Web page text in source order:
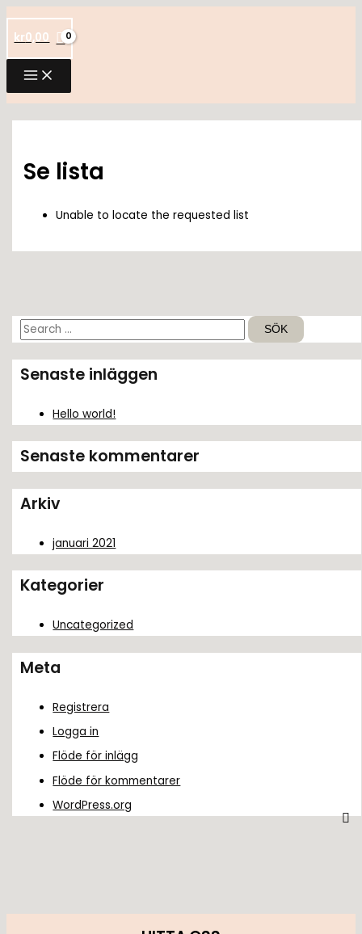
till
innehåll
kr0,00
S
k
e
:
Senaste inläggen
Hello world!
Senaste kommentarer
Arkiv
januari 2021
Kategorier
Uncategorized
Meta
Registrera
Logga in
Flöde för inlägg
Flöde för kommentarer
WordPress.org
Se lista
Unable to locate the requested list